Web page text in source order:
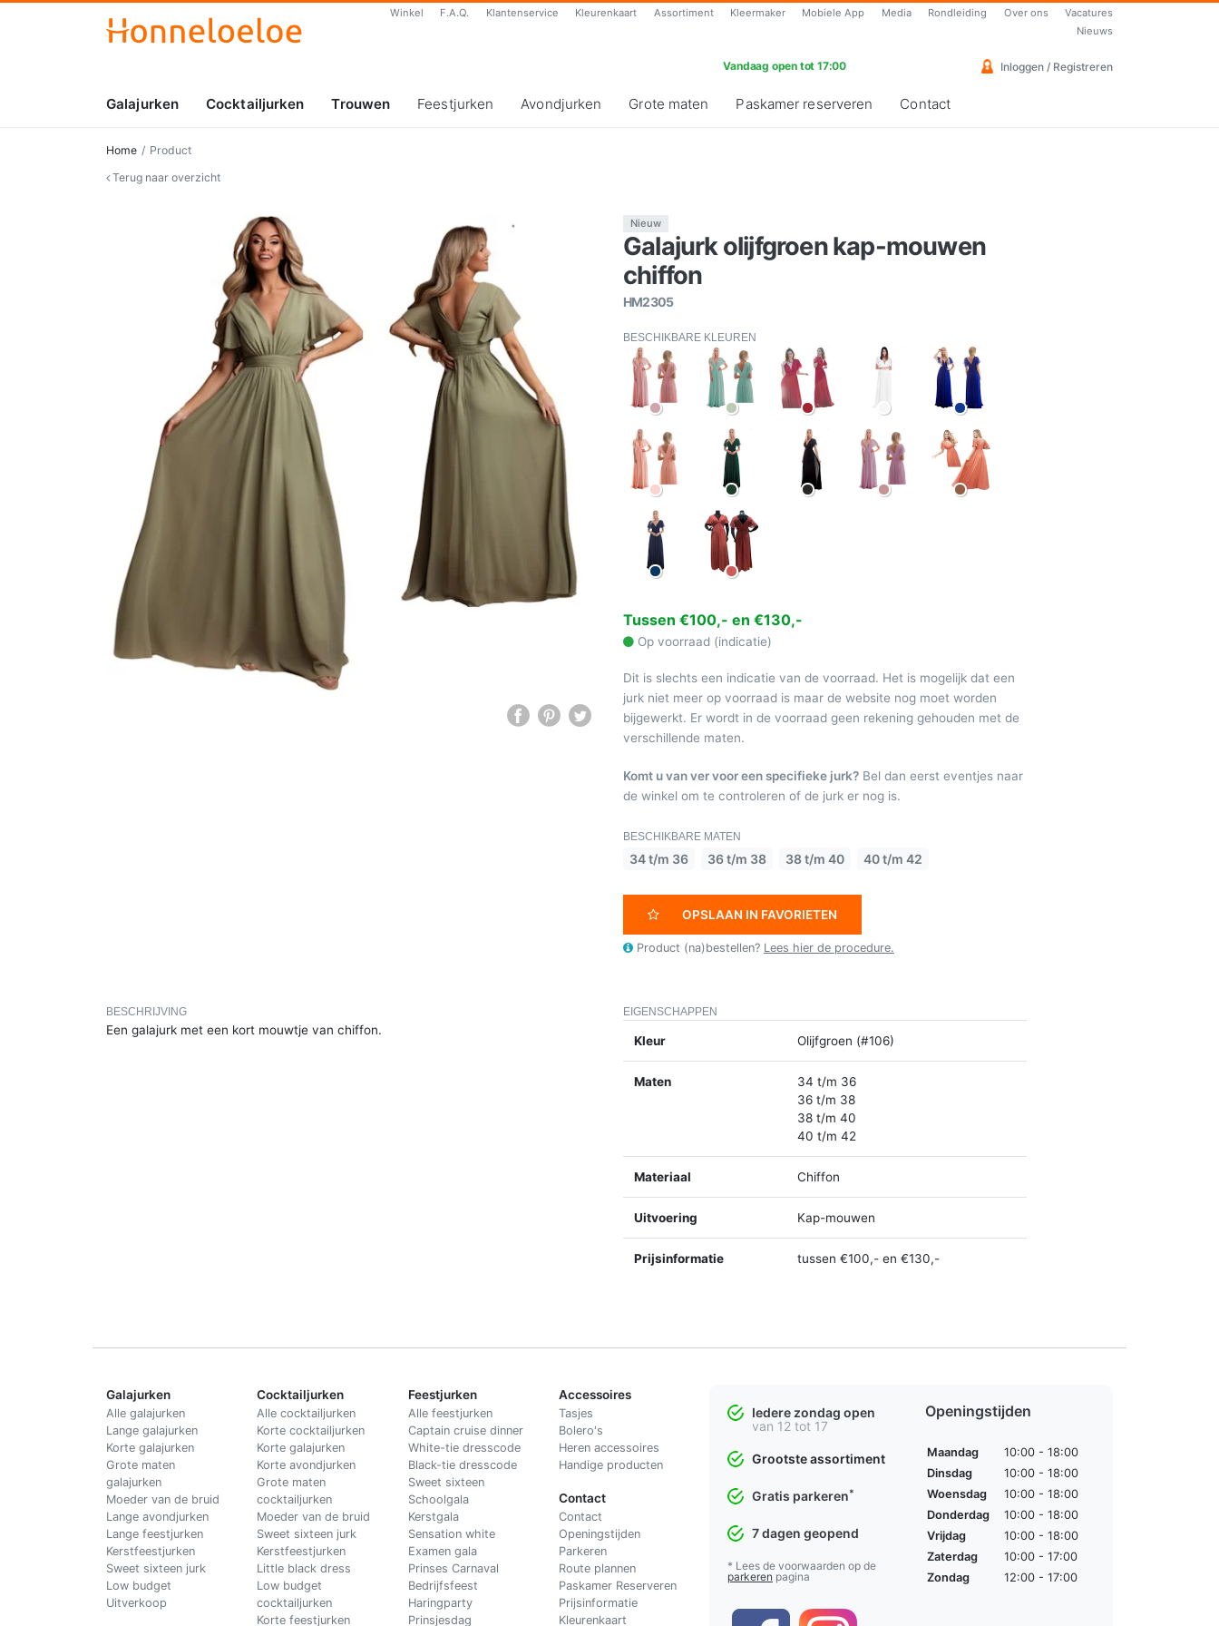
Winkel F.A.Q. Klantenservice Kleurenkaart Assortiment Kleermaker Mobiele App Media Rondleiding Over ons
Vacatures
Nieuws
Vandaag open tot 17:00 Inloggen / Registreren
Galajurken Cocktailjurken Trouwen Feestjurken Avondjurken Grote maten Paskamer reserveren Contact
Home
Product
Terug naar overzicht
Nieuw
Galajurk olijfgroen kap-mouwen
chiffon
HM2305
BESCHIKBARE KLEUREN
Tussen €100,- en €130,-
Op voorraad (indicatie)
Dit is slechts een indicatie van de voorraad. Het is mogelijk dat een
jurk niet meer op voorraad is maar de website nog moet worden
bijgewerkt. Er wordt in de voorraad geen rekening gehouden met de
verschillende maten.
Komt u van ver voor een specifieke jurk? Bel dan eerst eventjes naar
de winkel om te controleren of de jurk er nog is.
BESCHIKBARE MATEN
34 t/m 36 36 t/m 38 38 t/m 40 40 t/m 42
OPSLAAN IN FAVORIETEN
Product (na)bestellen? Lees hier de procedure.
BESCHRIJVING
Een galajurk met een kort mouwtje van chiffon.
EIGENSCHAPPEN
Kleur Olijfgroen (#106)
Maten
34 t/m 36
36 t/m 38
38 t/m 40
40 t/m 42
Materiaal Chiffon
Uitvoering Kap-mouwen
Prijsinformatie tussen €100,- en €130,-
Galajurken
Alle galajurken
Lange galajurken
Korte galajurken
Grote maten
galajurken
Moeder van de bruid
Lange avondjurken
Lange feestjurken
Kerstfeestjurken
Sweet sixteen jurk
Low budget
Uitverkoop
Cocktailjurken
Alle cocktailjurken
Korte cocktailjurken
Korte galajurken
Korte avondjurken
Grote maten
cocktailjurken
Moeder van de bruid
Sweet sixteen jurk
Kerstfeestjurken
Little black dress
Low budget
cocktailjurken
Korte feestjurken
Feestjurken
Alle feestjurken
Captain cruise dinner
White-tie dresscode
Black-tie dresscode
Sweet sixteen
Schoolgala
Kerstgala
Sensation white
Examen gala
Prinses Carnaval
Bedrijfsfeest
Haringparty
Prinsjesdag
Accessoires
Tasjes
Bolero's
Heren accessoires
Handige producten
Contact
Contact
Openingstijden
Parkeren
Route plannen
Paskamer Reserveren
Prijsinformatie
Kleurenkaart
Iedere zondag open
van 12 tot 17
Grootste assortiment
Gratis parkeren*
7 dagen geopend
* Lees de voorwaarden op de
parkeren pagina
Openingstijden
Maandag
10:00 - 18:00
Dinsdag
10:00 - 18:00
Woensdag
10:00 - 18:00
Donderdag
10:00 - 18:00
Vrijdag
10:00 - 18:00
Zaterdag
10:00 - 17:00
Zondag
12:00 - 17:00